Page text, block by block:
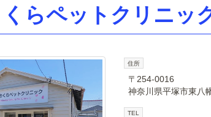
らペットクリニッ
住所
〒254-0016
神奈川県平塚市東八
TEL